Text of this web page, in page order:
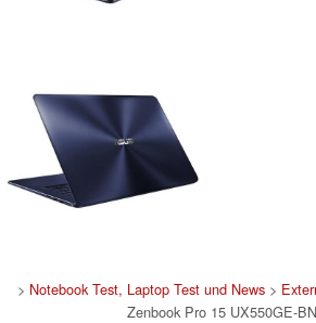
> Notebook Test, Laptop Test und News>
Zenbook Pro 15 UX550GE-